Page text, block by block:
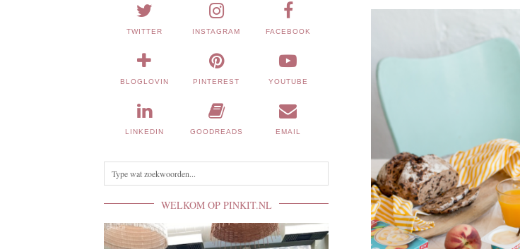
TWITTER INSTAGRAM FACEBOOK
BLOGLOVIN PINTEREST YOUTUBE
LINKEDIN GOODREADS EMAIL
WELKOM OP PINKIT.NL